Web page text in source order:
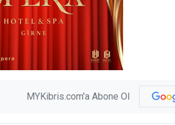
MYKibris.com'a Abone Ol